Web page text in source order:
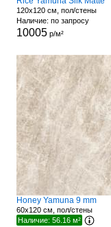
120x120 см, пол/стены
Наличие: по запросу
10005р/м²
Honey Yamuna 9 mm
60x120 см, пол/стены
Наличие: 56.16 м²